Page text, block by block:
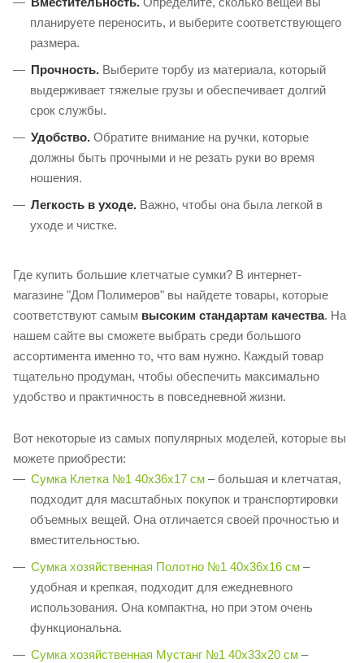
планируете переносить, и выберите соответствующего
размера.
Прочность. Выберите торбу из материала, который
выдерживает тяжелые грузы и обеспечивает долгий
срок службы.
Удобство. Обратите внимание на ручки, которые
должны быть прочными и не резать руки во время
ношения.
Легкость в уходе. Важно, чтобы она была легкой в
уходе и чистке.
Где купить большие клетчатые сумки? В интернет-
магазине "Дом Полимеров" вы найдете товары, которые
соответствуют самым высоким стандартам качества. На
нашем сайте вы сможете выбрать среди большого
ассортимента именно то, что вам нужно. Каждый товар
тщательно продуман, чтобы обеспечить максимально
удобство и практичность в повседневной жизни.
Вот некоторые из самых популярных моделей, которые вы
можете приобрести:
Сумка Клетка №1 40х36х17 см – большая и клетчатая,
подходит для масштабных покупок и транспортировки
объемных вещей. Она отличается своей прочностью и
вместительностью.
Сумка хозяйственная Полотно №1 40x36х16 см –
удобная и крепкая, подходит для ежедневного
использования. Она компактна, но при этом очень
функциональна.
Сумка хозяйственная Мустанг №1 40х33х20 см –